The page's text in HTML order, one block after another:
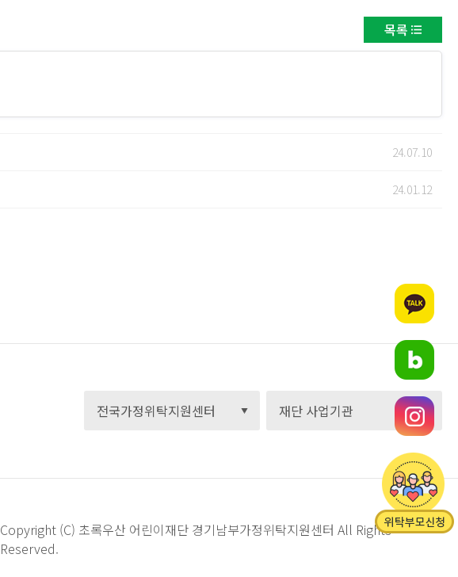
목록
24.07.10
24.01.12
Copyright (C) 초록우산 어린이재단 경기남부가정위탁지원센터 All Rights
Reserved.